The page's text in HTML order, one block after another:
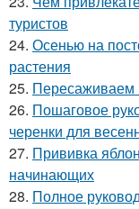
туристов
24. Осенью на
растения
25. Пересаживаем
26. Пошаговое
черенки для
27. Прививка
начинающих
28. Полное